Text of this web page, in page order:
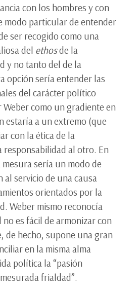
con los hombres y con
modo particular de entender
ser recogido como una
del ethosde la
y no tanto del de la
opción sería entender las
del carácter político
Weber como un gradiente en
estaría a un extremo (que
con la ética de la
responsabilidad al otro. En
sería un modo de
al servicio de una causa
orientados por la
Weber mismo reconocía
es fácil de armonizar con
de hecho, supone una gran
en la misma alma
política la “pasión
frialdad”.